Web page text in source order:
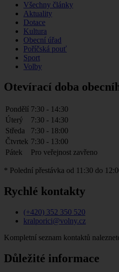
Všechny články
Aktuality
Dotace
Kultura
Obecní úřad
Poříčská pouť
Sport
Volby
Otevírací doba
Pondělí 7:30 - 14:30
Úterý
7:30 - 14:30
Středa
7:30 - 18:00
Čtvrtek 7:30 - 13:00
Pátek
Pro veřejnost zavřeno
* Polední přestávka od 11:30 do
Rychlé kontakty
(+420) 352 350 520
kralporici@volny.cz
Kompletní seznam kontaktů
Důležité informace